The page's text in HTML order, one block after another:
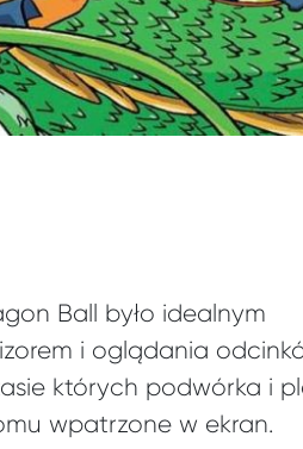
Ball było idealnym
i oglądania
których podwórka i
wpatrzone w ekran.